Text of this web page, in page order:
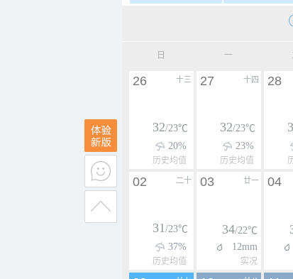
日 一
十三
26
32/23℃
20%
历史均值
十四
27
32/23℃
23%
历史均值
28
二十
02
31/23℃
37%
历史均值
廿一
03
34/22℃
12mm
实况
04